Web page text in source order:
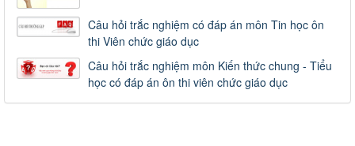
Câu hỏi trắc nghiệm có đáp án môn Tin học ôn
thi Viên chức giáo dục
Câu hỏi trắc nghiệm môn Kiến thức chung - Tiểu
học có đáp án ôn thi viên chức giáo dục